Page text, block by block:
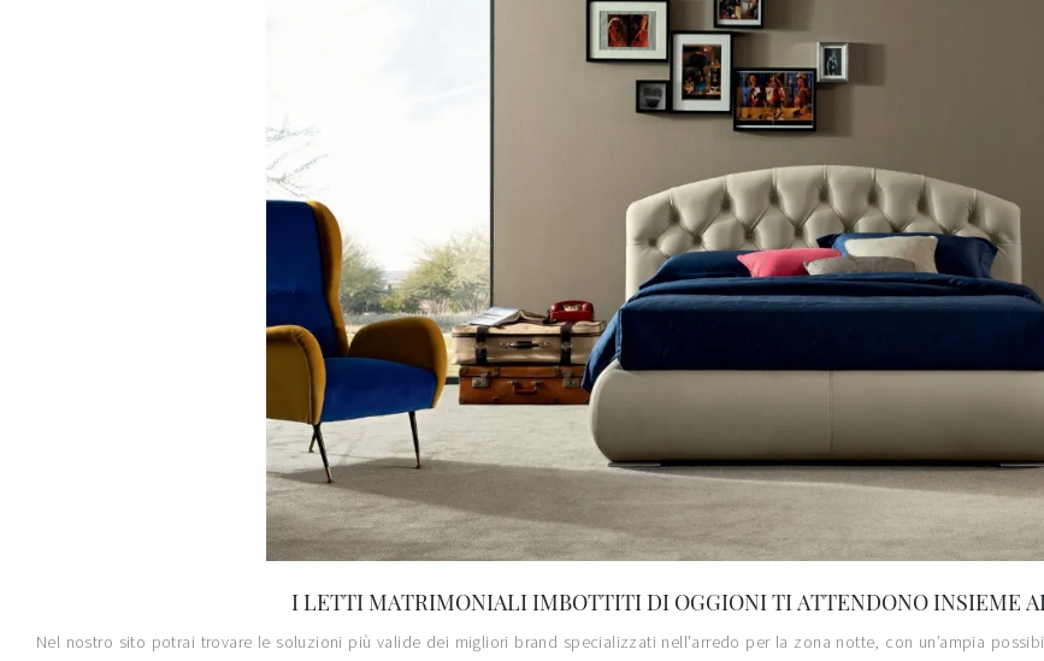
I LETTI MATRIMONIALI IMBOTTITI DI OGGIONI TI ATTENDONO INSIEME
Nel nostro sito potrai trovare le soluzioni più valide dei migliori brand specializzati nell'arredo per la zona notte, con un’ampia